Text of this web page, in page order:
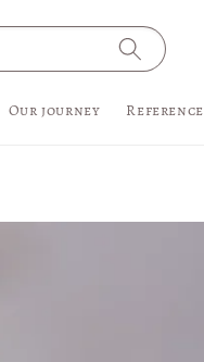
Our journey Reference